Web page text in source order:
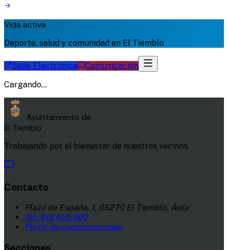
Vida activa
Deporte, salud y comunidad en El Tiemblo
Sede Electrónica
Comunicación
Cargando...
Ayuntamiento de
El Tiemblo
Trabajando por el bienestar de nuestros vecinos.
Contacto
Plaza de España, 1, 05270 El Tiemblo, Ávila
Tel: 918 625 002
Portal de comunicaciones